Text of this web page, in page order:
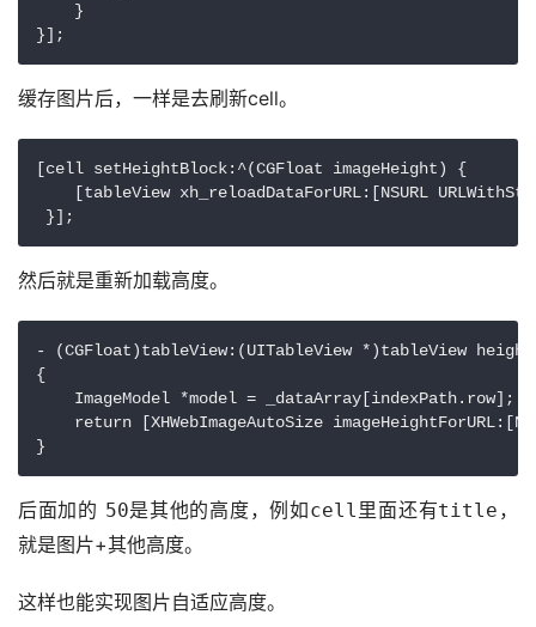
    }
缓存图片后，一样是去刷新cell。
[cell setHeightBlock:^(CGFloat imageHeight) {
[tableView xh_reloadDataForURL:[NSURL
然后就是重新加载高度。
- (CGFloat)tableView:(UITableView *)tableView
{
    ImageModel *model = _dataArray[indexPath.row];
return [XHWebImageAutoSize
后面加的 50是其他的高度，例如cell 里面还有title ，
就是图片+其他高度。
这样也能实现图片自适应高度。